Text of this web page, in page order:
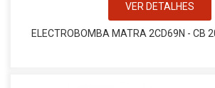
VER DETALHES
ELECTROBOMBA MATRA 2CD69N - CB